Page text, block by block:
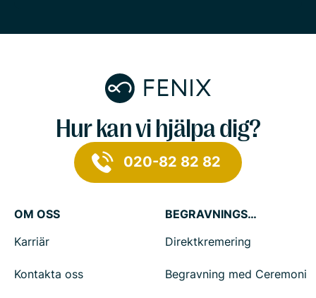
Hur kan vi hjälpa dig?
020-82 82 82
OM OSS
Karriär
Kontakta oss
BEGRAVNINGSTJÄNSTER
Direktkremering
Begravning med Ceremoni